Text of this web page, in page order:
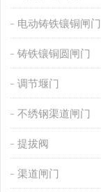
电动铸铁镶铜闸门
铸铁镶铜圆闸门
调节堰门
不绣钢渠道闸门
提拔阀
渠道闸门